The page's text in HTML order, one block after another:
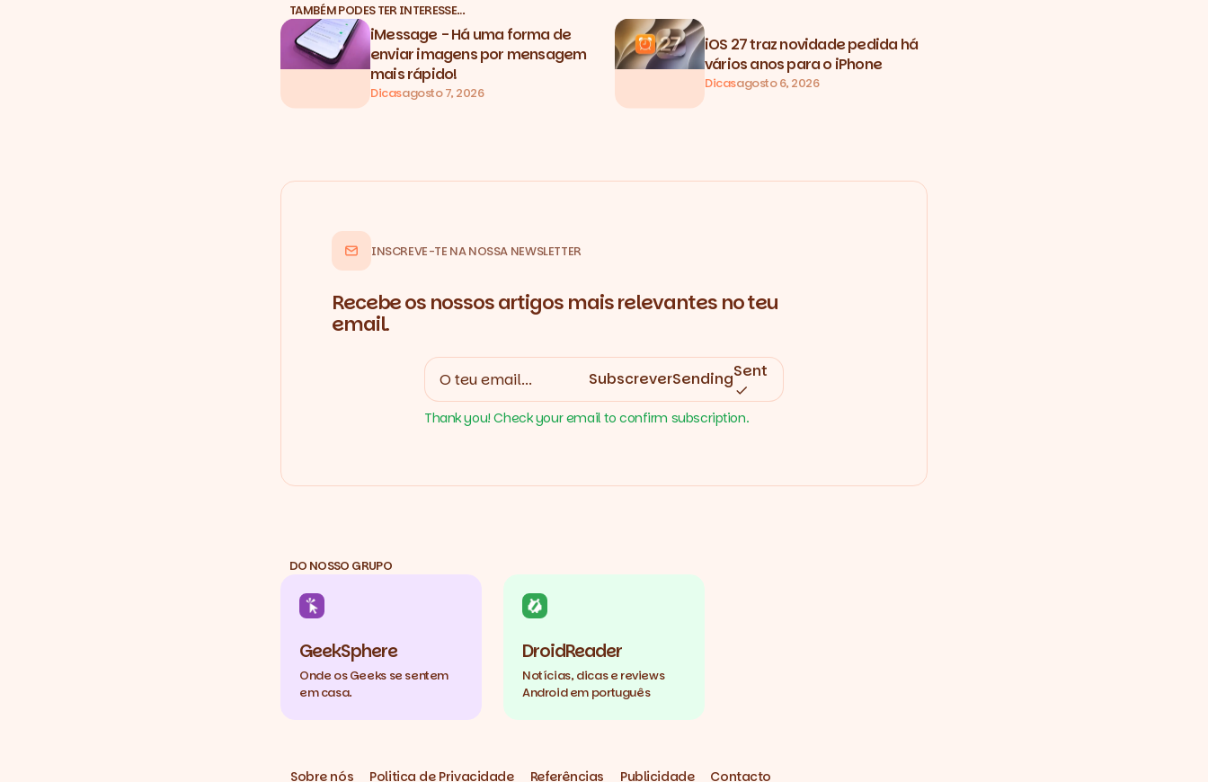
TAMBÉM PODES TER INTERESSE…
iMessage - Há uma forma de
enviar imagens por mensagem
mais rápido!
Dicasagosto 7, 2026
iOS 27 traz novidade pedida há
vários anos para o iPhone
Dicasagosto 6, 2026
INSCREVE-TE NA NOSSA NEWSLETTER
Recebe os nossos artigos mais relevantes no teu
email.
SubscreverSendingSent
Thank you! Check your email to confirm subscription.
DO NOSSO GRUPO
GeekSphere
Onde os Geeks se sentem
em casa.
DroidReader
Notícias, dicas e reviews
Android em português
Sobre nós Politica de Privacidade Referências Publicidade Contacto